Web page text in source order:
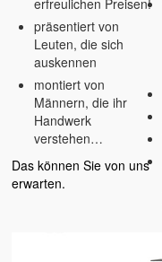
Ansprechpartner
Impressum
AGB
erfreulichen Preisen!
präsentiert von
Leuten, die sich
auskennen
montiert von
Männern, die ihr
Handwerk
verstehen…
Das können Sie von uns
erwarten.